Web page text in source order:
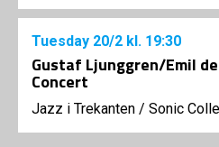
Tuesday 20/2 kl. 19:30
Gustaf Ljunggren/Emil
Concert
Jazz i Trekanten / Sonic